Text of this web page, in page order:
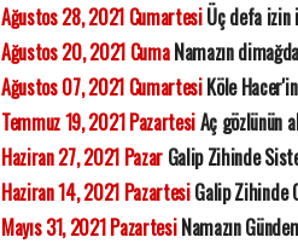
Ağustos 28, 2021 CumartesiÜç defa izin
Ağustos 20, 2021 CumaNamazın
Ağustos 07, 2021 CumartesiKöle
Temmuz 19, 2021 PazartesiAç gözlünün
Haziran 27, 2021 PazarGalip Zihinde
Haziran 14, 2021 PazartesiGalip Zihinde
Mayıs 31, 2021 PazartesiNamazın